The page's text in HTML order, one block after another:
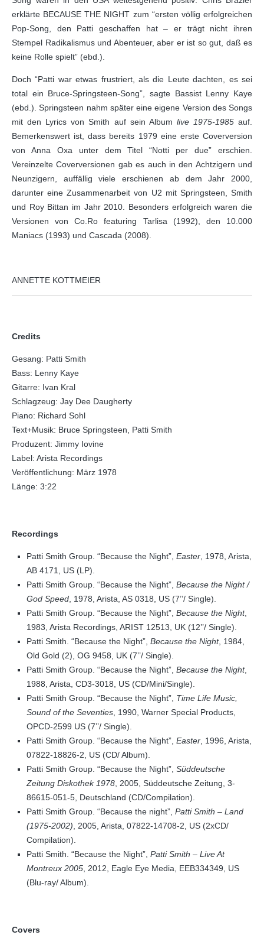
erklärte BECAUSE THE NIGHT zum “ersten völlig erfolgreichen
Pop-Song, den Patti geschaffen hat – er trägt nicht ihren
Stempel Radikalismus und Abenteuer, aber er ist so gut, daß es
keine Rolle spielt” (ebd.).
Doch “Patti war etwas frustriert, als die Leute dachten, es sei
total ein Bruce-Springsteen-Song”, sagte Bassist Lenny Kaye
(ebd.). Springsteen nahm später eine eigene Version des Songs
mit den Lyrics von Smith auf sein Album live 1975-1985auf.
Bemerkenswert ist, dass bereits 1979 eine erste Coverversion
von Anna Oxa unter dem Titel “Notti per due” erschien.
Vereinzelte Coverversionen gab es auch in den Achtzigern und
Neunzigern, auffällig viele erschienen ab dem Jahr 2000,
darunter eine Zusammenarbeit von U2 mit Springsteen, Smith
und Roy Bittan im Jahr 2010. Besonders erfolgreich waren die
Versionen von Co.Ro featuring Tarlisa (1992), den 10.000
Maniacs (1993) und Cascada (2008).
ANNETTE KOTTMEIER
Credits
Gesang: Patti Smith
Bass: Lenny Kaye
Gitarre: Ivan Kral
Schlagzeug: Jay Dee Daugherty
Piano: Richard Sohl
Text+Musik: Bruce Springsteen, Patti Smith
Produzent: Jimmy Iovine
Label: Arista Recordings
Veröffentlichung: März 1978
Länge: 3:22
Recordings
Patti Smith Group. “Because the Night”, Easter , 1978, Arista,
AB 4171, US (LP).
Patti Smith Group. “Because the Night”, Because the Night /
God Speed , 1978, Arista, AS 0318, US (7’’/ Single).
Patti Smith Group. “Because the Night”, Because the Night,
1983, Arista Recordings, ARIST 12513, UK (12’’/ Single).
Patti Smith. “Because the Night”, Because the Night, 1984,
Old Gold (2), OG 9458, UK (7’’/ Single).
Patti Smith Group. “Because the Night”, Because the Night,
1988, Arista, CD3-3018, US (CD/Mini/Single).
Patti Smith Group. “Because the Night”, Time Life Music,
Sound of the Seventies , 1990, Warner Special Products,
OPCD-2599 US (7’’/ Single).
Patti Smith Group. “Because the Night”, Easter , 1996, Arista,
07822-18826-2, US (CD/ Album).
Patti Smith Group. “Because the Night”, Süddeutsche
Zeitung Diskothek 1978 , 2005, Süddeutsche Zeitung, 3-
86615-051-5, Deutschland (CD/Compilation).
Patti Smith Group. “Because the night”, Patti Smith – Land
(1975-2002) , 2005, Arista, 07822-14708-2, US (2xCD/
Compilation).
Patti Smith. “Because the Night”, Patti Smith – Live At
Montreux 2005 , 2012, Eagle Eye Media, EEB334349, US
(Blu-ray/ Album).
Covers